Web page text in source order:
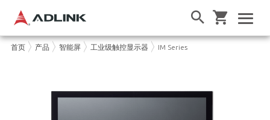
首页 产品 智能屏 工业级触控显示器 IM Series